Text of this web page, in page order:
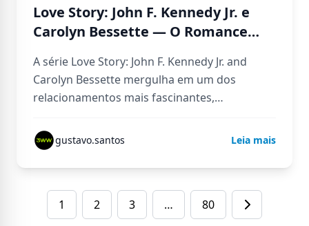
Love Story: John F. Kennedy Jr. e
Carolyn Bessette — O Romance
Fadas Moderno
A série Love Story: John F. Kennedy Jr. and
Carolyn Bessette mergulha em um dos
relacionamentos mais fascinantes,
da…gustavo.santos Leia mais
1 2 3 … 80